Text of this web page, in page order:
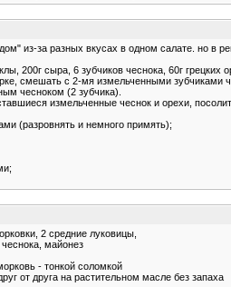
из-за разных вкусах в одном салате. но в
200г сыра, 6 зубчиков чеснока, 60г грецких
смешать с 2-мя измельченными зубчиками
чесноком (2 зубчика).
измельченные чеснок и орехи,
(разровнять и немного примять);
2 средние луковицы,
майонез
- тонкой соломкой
от друга на растительном масле без запаха